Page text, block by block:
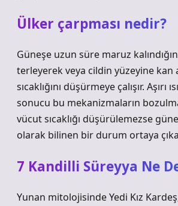
Ülker çarpması nedir?
Güneşe uzun süre maruz
terleyerek veya cildin yüzeyine kan
sıcaklığını düşürmeye çalışır. Aşırı
sonucu bu mekanizmaların
vücut sıcaklığı düşürülemezse
olarak bilinen bir durum ortaya
7 Kandilli Süreyya Ne
Yunan mitolojisinde Yedi Kız